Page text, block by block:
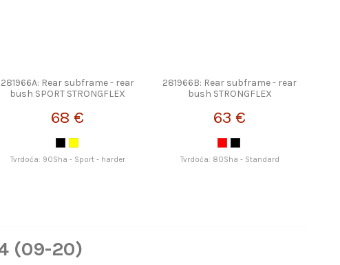
281966A: Rear subframe - rear
bush SPORT STRONGFLEX
68 €
Tvrdoća: 90Sha - Sport - harder
281966B: Rear subframe - rear
bush STRONGFLEX
63 €
Tvrdoća: 80Sha - Standard
(09-20)